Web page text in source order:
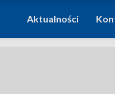
Aktualności